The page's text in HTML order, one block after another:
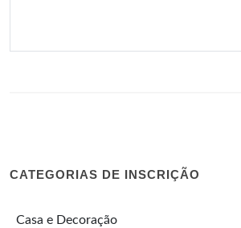
CATEGORIAS DE INSCRIÇÃO
Casa e Decoração